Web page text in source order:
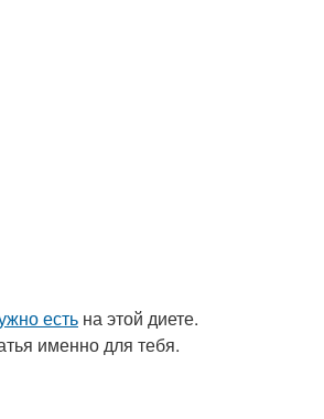
есть на этой диете.
именно для тебя.